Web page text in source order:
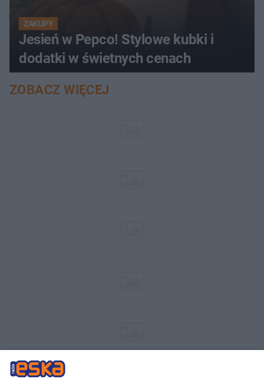
ZAKUPY
Jesień w Pepco! Stylowe kubki i
dodatki w świetnych cenach
ZOBACZ WIĘCEJ